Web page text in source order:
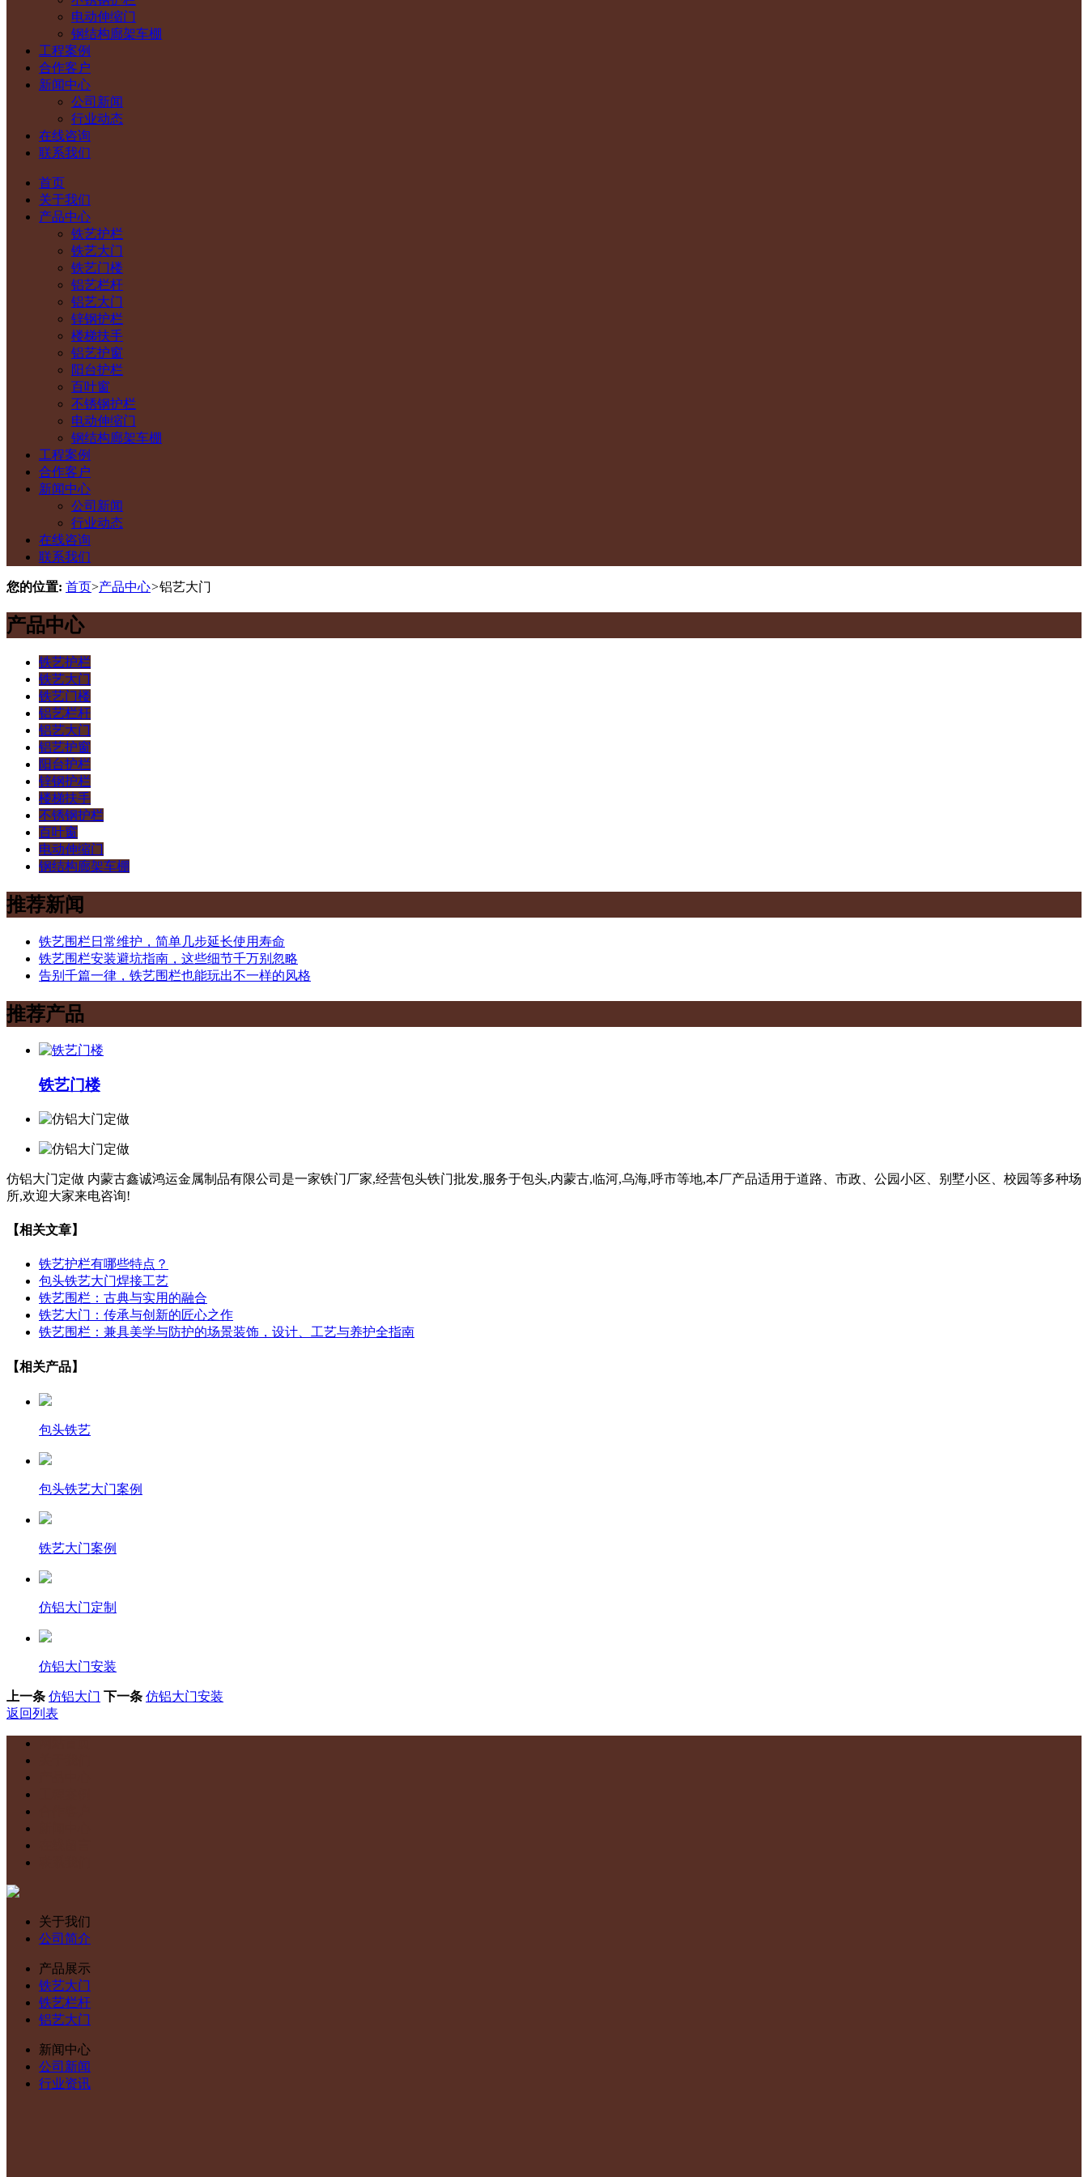
电动伸缩门
钢结构廊架车棚
工程案例
合作客户
新闻中心
公司新闻
行业动态
在线咨询
联系我们
首页
关于我们
产品中心
铁艺护栏
铁艺大门
铁艺门楼
铝艺栏杆
铝艺大门
锌钢护栏
楼梯扶手
铝艺护窗
阳台护栏
百叶窗
不锈钢护栏
电动伸缩门
钢结构廊架车棚
工程案例
合作客户
新闻中心
公司新闻
行业动态
在线咨询
联系我们
您的位置: 首页>产品中心>铝艺大门
产品中心
铁艺护栏
铁艺大门
铁艺门楼
铝艺栏杆
铝艺大门
铝艺护窗
阳台护栏
锌钢护栏
楼梯扶手
不锈钢护栏
百叶窗
电动伸缩门
钢结构廊架车棚
推荐新闻
铁艺围栏日常维护，简单几步延长使用寿命
铁艺围栏安装避坑指南，这些细节千万别忽略
告别千篇一律，铁艺围栏也能玩出不一样的风格
推荐产品
铁艺门楼
仿铝大门定做 内蒙古鑫诚鸿运金属制品有限公司是一家铁门厂家,经营包头铁门批发,服务于包头,内蒙古,临河,乌海,呼市等地,本厂产品适用于道路、市政、公园小区、别墅小区、校园等多种场
所,欢迎大家来电咨询!
【相关文章】
铁艺护栏有哪些特点？
包头铁艺大门焊接工艺
铁艺围栏：古典与实用的融合
铁艺大门：传承与创新的匠心之作
铁艺围栏：兼具美学与防护的场景装饰，设计、工艺与养护全指南
【相关产品】
包头铁艺
包头铁艺大门案例
铁艺大门案例
仿铝大门定制
仿铝大门安装
上一条 仿铝大门 下一条 仿铝大门安装
返回列表
关于我们
公司简介
产品展示
铁艺大门
铁艺栏杆
铝艺大门
新闻中心
公司新闻
行业资讯